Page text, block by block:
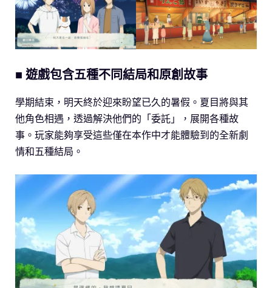
■ 遊戲包含五種不同結局和原創故事
學期結束，明天終於迎來盼望已久的暑假。夏目將與其
他角色相遇，透過解決他們的「委託」，展開各種故
事。玩家能夠享受這些僅在本作中才能體驗到的全新劇
情和五種結局。